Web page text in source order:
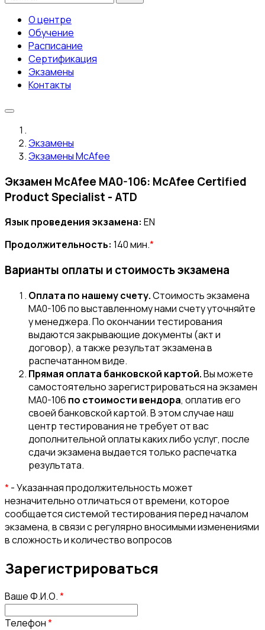
О центре
Обучение
Расписание
Сертификация
Экзамены
Контакты
Экзамены
Экзамены McAfee
Экзамен McAfee MA0-106: McAfee Certified
Product Specialist - ATD
Язык проведения экзамена: EN
Продолжительность: 140 мин.*
Варианты оплаты и стоимость экзамена
Оплата по нашему счету.Стоимость экзамена
MA0-106 по выставленному нами счету уточняйте
у менеджера. По окончании тестирования
выдаются закрывающие документы (акт и
договор), а также результат экзамена в
распечатанном виде.
Прямая оплата банковской картой.Вы можете
самостоятельно зарегистрироваться на экзамен
MA0-106 по стоимости вендора, оплатив его
своей банковской картой. В этом случае наш
центр тестирования не требует от вас
дополнительной оплаты каких либо услуг, после
сдачи экзамена выдается только распечатка
результата.
*- Указанная продолжительность может
незначительно отличаться от времени, которое
сообщается системой тестирования перед началом
экзамена, в связи с регулярно вносимыми изменениями
в сложность и количество вопросов
Зарегистрироваться
Ваше Ф.И.О.*
Телефон*